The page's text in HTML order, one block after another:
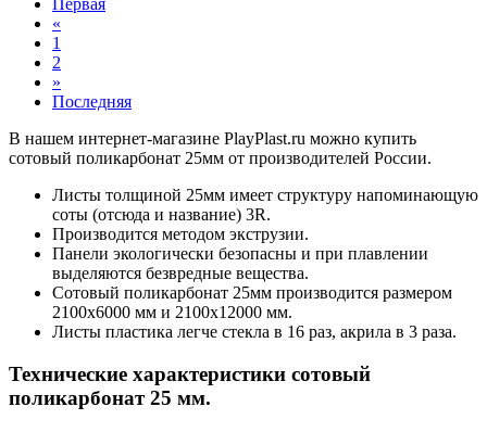
Первая
«
1
2
»
Последняя
В нашем интернет-магазине PlayPlast.ru можно купить
сотовый поликарбонат 25мм от производителей России.
Листы толщиной 25мм имеет структуру напоминающую
соты (отсюда и название) 3R.
Производится методом экструзии.
Панели экологически безопасны и при плавлении
выделяются безвредные вещества.
Сотовый поликарбонат 25мм производится размером
2100х6000 мм и 2100х12000 мм.
Листы пластика легче стекла в 16 раз, акрила в 3 раза.
Технические характеристики сотовый
поликарбонат 25 мм.